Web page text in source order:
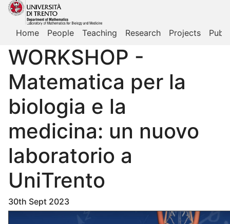
Home People Teaching Research Projects
WORKSHOP -
Matematica per la
biologia e la
medicina: un nuovo
laboratorio a
UniTrento
30th Sept 2023